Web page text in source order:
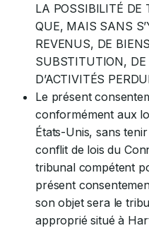
LA POSSIBILITÉ DE
QUE, MAIS SANS
REVENUS, DE
SUBSTITUTION, DE
D’ACTIVITÉS
Le présent
conformément aux
États-Unis, sans
conflit de lois du
tribunal compétent
présent
son objet sera le
approprié situé à